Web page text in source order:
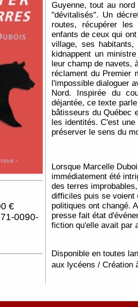
€
0090-
Guyenne, tout au
"dévitalisés". Un
routes, récupérer
enfants de ceux qui
village, ses
kidnappent un
leur champ de navets,
réclament du Premier
l'impossible dialoguer
Nord. Inspirée du
déjantée, ce texte
bâtisseurs du Québec
les identités. C'est
préserver le sens du
Lorsque Marcelle
immédiatement été
des terres
difficiles puis se voient
politiques ont changé.
presse fait état
fiction qu'elle avait par
Disponible en toutes
aux lycéens / Création